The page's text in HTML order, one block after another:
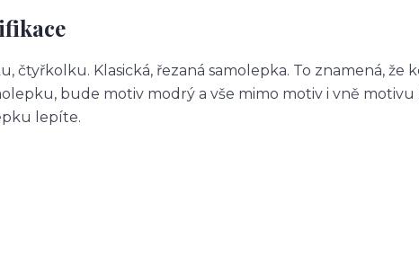
čtyřkolku. Klasická, řezaná samolepka. To znamená, že
bude motiv modrý a vše mimo motiv i vně
lepíte.